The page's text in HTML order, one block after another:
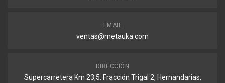
EMAIL
ventas@metauka.com
DIRECCIÓN
Supercarretera Km 23,5. Fracción Trigal 2, Hernandarias,